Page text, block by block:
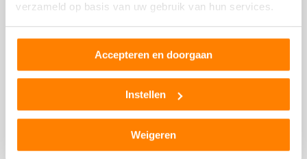
verzameld op basis van uw gebruik van hun services.
Accepteren en doorgaan
Instellen
Weigeren
(Stroom)verdeler
Stuurhuishoes
Gasklep